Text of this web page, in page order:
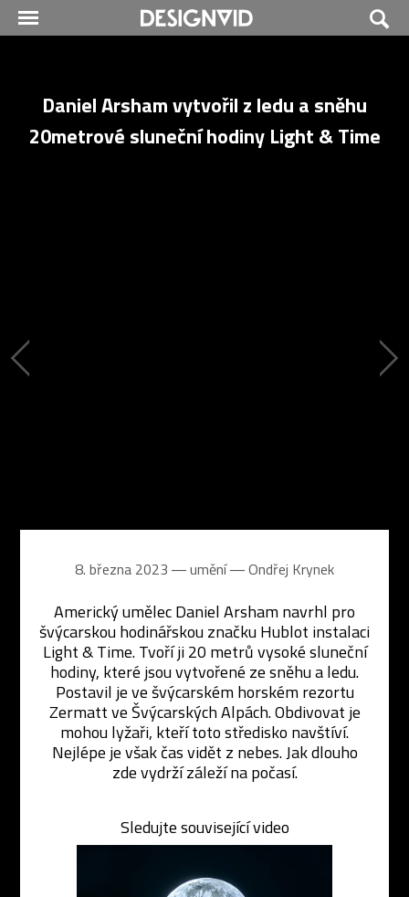
Daniel Arsham vytvořil z ledu a sněhu
20metrové sluneční hodiny Light & Time
8. března 2023 ― umění ―Ondřej Krynek
Americký umělec Daniel Arsham navrhl pro
švýcarskou hodinářskou značku Hublot instalaci
Light & Time. Tvoří ji 20 metrů vysoké sluneční
hodiny, které jsou vytvořené ze sněhu a ledu.
Postavil je ve švýcarském horském rezortu
Zermatt ve Švýcarských Alpách. Obdivovat je
mohou lyžaři, kteří toto středisko navštíví.
Nejlépe je však čas vidět z nebes. Jak dlouho
zde vydrží záleží na počasí.
Sledujte související video